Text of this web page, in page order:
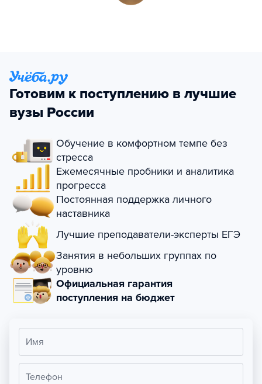
Готовим к поступлению в лучшие
вузы России
Обучение в комфортном темпе без
стресса
Ежемесячные пробники и аналитика
прогресса
Постоянная поддержка личного
наставника
Лучшие преподаватели-эксперты ЕГЭ
Занятия в небольших группах по
уровню
Официальная гарантия
поступления на бюджет
Имя
Телефон